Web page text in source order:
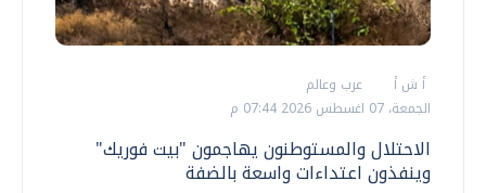
أ ش أ
عرب وعالم
الجمعة، 07 اغسطس 2026 07:44 م
الاحتلال والمستوطنون يهاجمون "بيت فوريك"
وينفذون اعتداءات واسعة بالضفة